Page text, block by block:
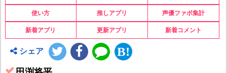
使い方 推しアプリ 声優ファボ集計
新着アプリ 更新アプリ 新着コメント
シェア